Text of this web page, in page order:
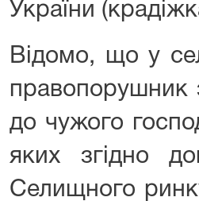
України
Відомо, що у
правопорушник
до чужого
яких згідно
Селищного